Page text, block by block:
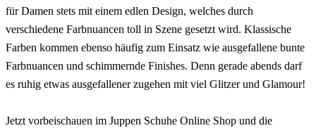
für Damen stets mit einem edlen Design, welches durch
verschiedene Farbnuancen toll in Szene gesetzt wird. Klassische
Farben kommen ebenso häufig zum Einsatz wie ausgefallene bunte
Farbnuancen und schimmernde Finishes. Denn gerade abends darf
es ruhig etwas ausgefallener zugehen mit viel Glitzer und Glamour!
Jetzt vorbeischauen im Juppen Schuhe Online Shop und die